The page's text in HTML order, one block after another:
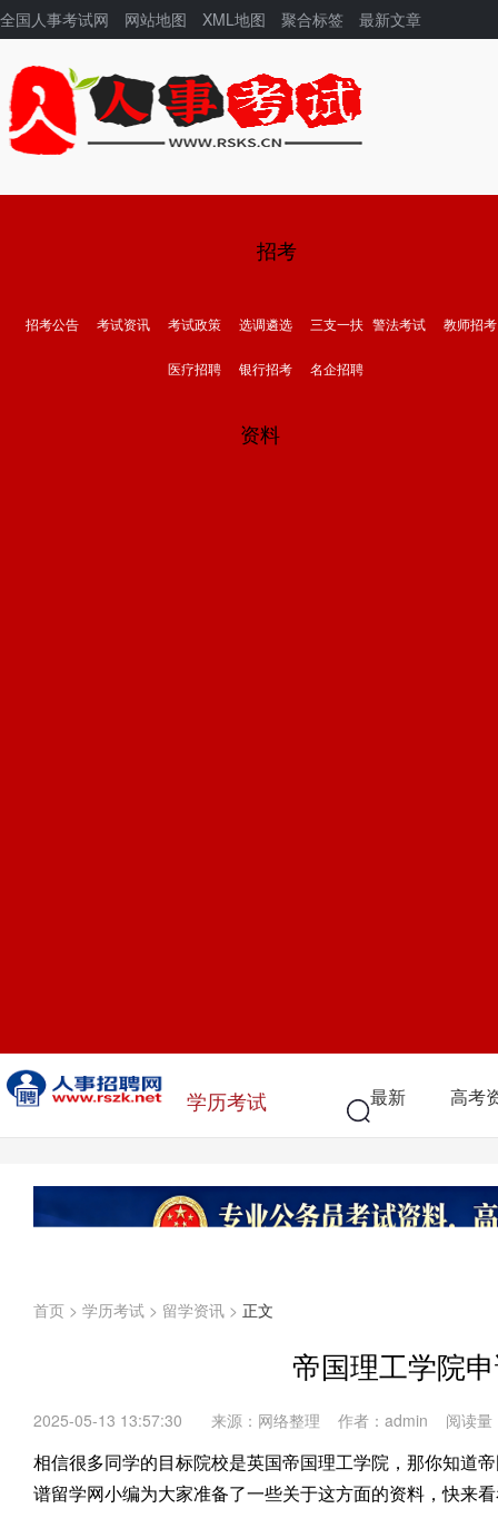
全国人事考试网 网站地图 XML地图 聚合标签 最新文章
招考
招考公告 考试资讯 考试政策 选调遴选 三支一扶 警法考试 教师招考
医疗招聘 银行招考 名企招聘
资料
学历考试 最新 高考
首页 > 学历考试 > 留学资讯 > 正文
帝国理工学院
2025-05-13 13:57:30 来源：网络整理 作者：admin 阅读量
相信很多同学的目标院校是英国帝国理工学院，那你知道
谱留学网小编为大家准备了一些关于这方面的资料，快来